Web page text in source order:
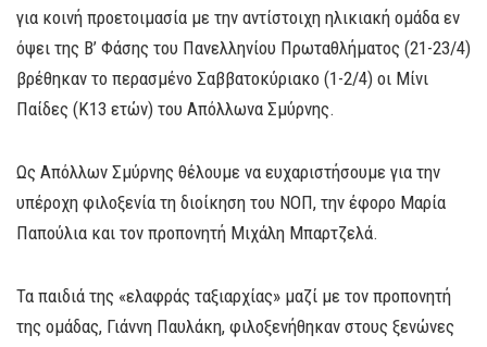
για κοινή προετοιμασία με την αντίστοιχη ηλικιακή ομάδα εν
όψει της Β’ Φάσης του Πανελληνίου Πρωταθλήματος (21-23/4)
βρέθηκαν το περασμένο Σαββατοκύριακο (1-2/4) οι Μίνι
Παίδες (Κ13 ετών) του Απόλλωνα Σμύρνης.
Ως Απόλλων Σμύρνης θέλουμε να ευχαριστήσουμε για την
υπέροχη φιλοξενία τη διοίκηση του ΝΟΠ, την έφορο Μαρία
Παπούλια και τον προπονητή Μιχάλη Μπαρτζελά.
Τα παιδιά της «ελαφράς ταξιαρχίας» μαζί με τον προπονητή
της ομάδας, Γιάννη Παυλάκη, φιλοξενήθηκαν στους ξενώνες